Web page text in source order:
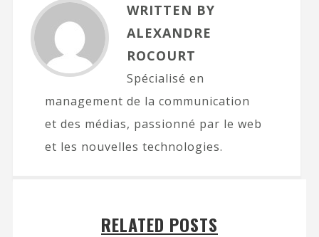
WRITTEN BY
ALEXANDRE
ROCOURT
Spécialisé en
management de la communication
et des médias, passionné par le web
et les nouvelles technologies.
RELATED POSTS